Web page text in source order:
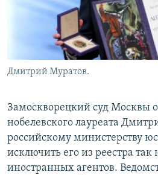
Дмитрий Муратов.
Замоскворецкий суд Москвы
нобелевского лауреата
российскому министерству
исключить его из реестра
иностранных агентов.